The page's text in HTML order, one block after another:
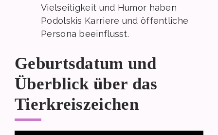
Vielseitigkeit und Humor haben
Podolskis Karriere und öffentliche
Persona beeinflusst.
Geburtsdatum und
Überblick über das
Tierkreiszeichen